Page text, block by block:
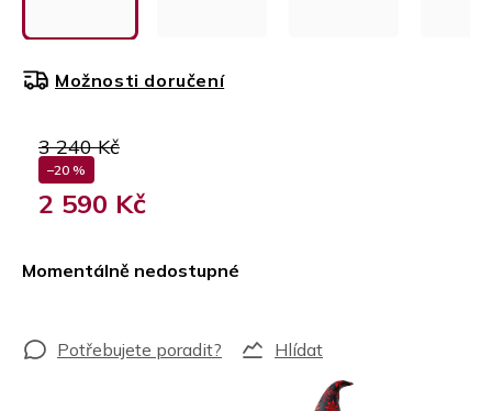
3 240 Kč
–20 %
2 590 Kč
Momentálně nedostupné
Možnosti doručení
Hlídat